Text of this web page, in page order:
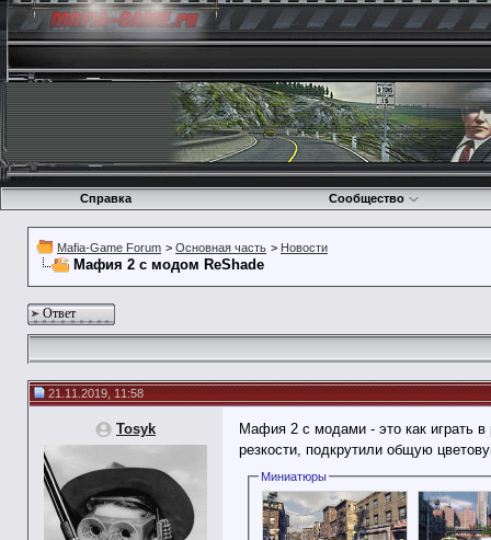
Справка Сообщество
Mafia-Game Forum > Основная часть > Новости
Мафия 2 с модом ReShade
Ответ
21.11.2019, 11:58
Tosyk
Мафия 2 с модами - это как играть
резкости, подкрутили общую
Миниатюры